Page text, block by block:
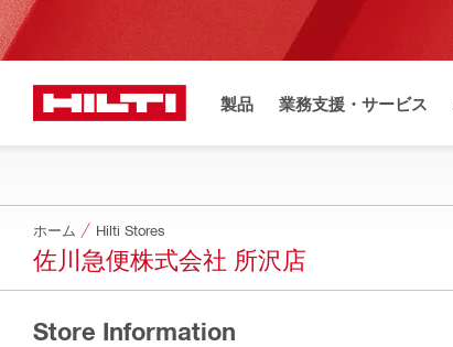
製品 業務支援・サービス
ホーム Hilti Stores
佐川急便株式会社 所沢店
Store Information